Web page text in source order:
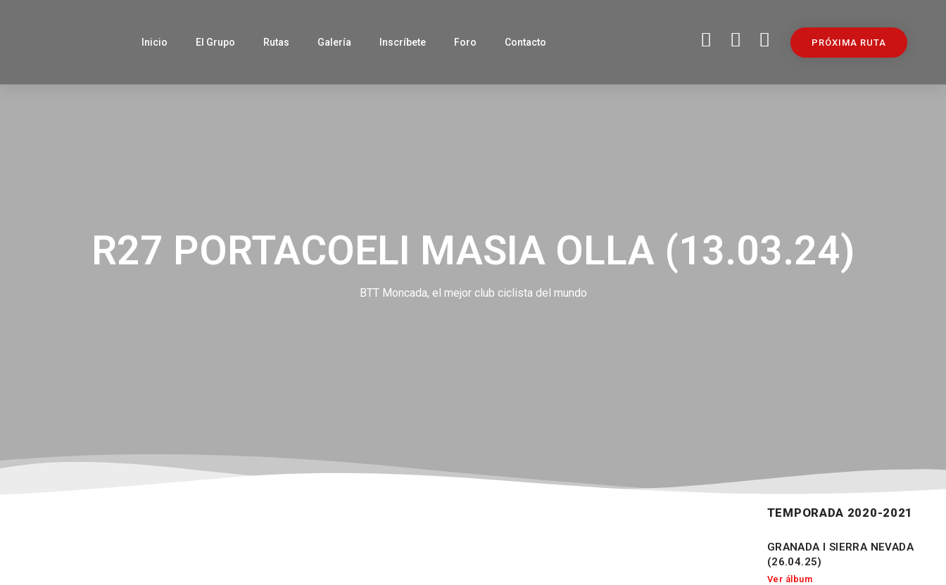
Inicio El Grupo Rutas Galería Inscríbete Foro Contacto PRÓXIMA RUTA
R27 PORTACOELI MASIA OLLA (13.03.24)
BTT Moncada, el mejor club ciclista del mundo
TEMPORADA 2020-2021
GRANADA I SIERRA NEVADA
(26.04.25)
Ver álbum